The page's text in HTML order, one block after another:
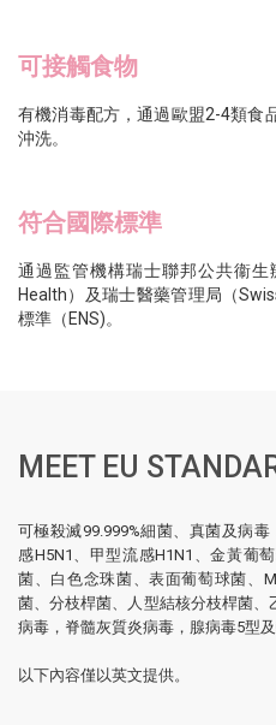
可接觸食物
有機消毒配方，通過歐盟2-4類食
沖洗。
符合國際標準
通過監管機構瑞士聯邦公共衞生
Health）及瑞士醫藥管理局（
標準（ENS)。
MEET EU
可極殺滅99.999%細菌、真菌及病
感H5N1、甲型流感H1N1、金黃葡
菌、白色念珠菌、表面葡萄球菌、
菌、分枝桿菌、人型結核分枝桿菌
病毒，脊髓灰質炎病毒，腺病毒5型及
以下內容僅以英文提供。